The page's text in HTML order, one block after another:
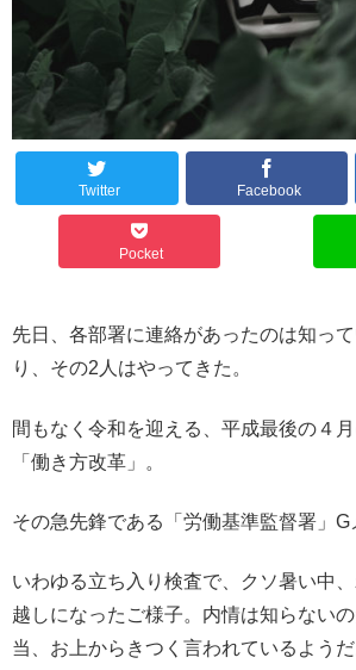
Twitter Facebook
Pocket
先日、各部署に連絡があったのは知っ
り、その2人はやってきた。
間もなく令和を迎える、平成最後の４
「働き方改革」。
その急先鋒である「労働基準監督署」G
いわゆる立ち入り検査で、クソ暑い中
越しになったご様子。内情は知らない
当、お上からきつく言われているよう